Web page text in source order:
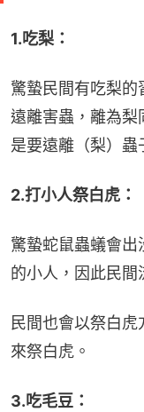
1.吃梨：
驚蟄民間有吃梨
遠離害蟲，離為梨
是要遠離（梨）蟲
2.打小人祭白虎：
驚蟄蛇鼠蟲蟻會
的小人，因此民間
民間也會以祭白
來祭白虎。
3.吃毛豆：